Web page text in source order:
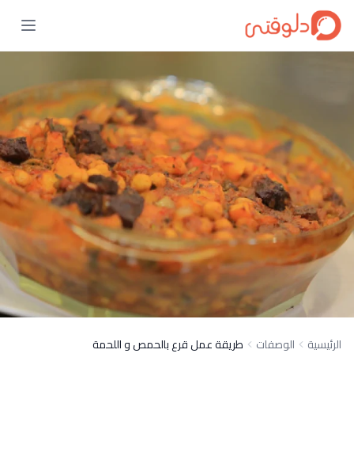
الرئيسية الوصفات طريقة عمل قرع بالحمص و اللحمة